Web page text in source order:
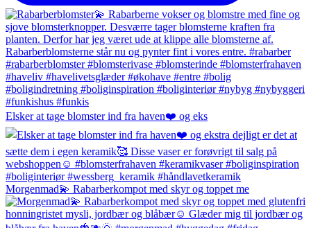
Elsker at tage blomster ind fra haven❤️ og eks
Morgenmad💫 Rabarberkompot med skyr og toppet me